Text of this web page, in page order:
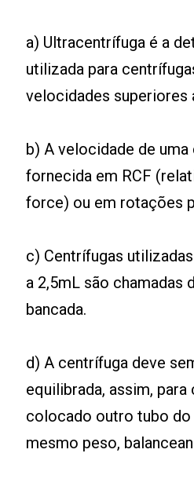
a) Ultracentrífuga é a
utilizada para
velocidades superiores
b) A velocidade de
fornecida em RCF
force) ou em rotações
c) Centrífugas
a 2,5mL são chamadas
bancada.
d) A centrífuga deve
equilibrada, assim,
colocado outro tubo
mesmo peso,